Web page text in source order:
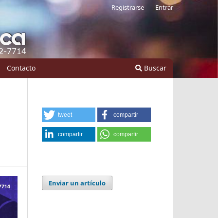
Contacto Buscar
Registrarse Entrar
tweet compartir
compartir compartir
Enviar un artículo